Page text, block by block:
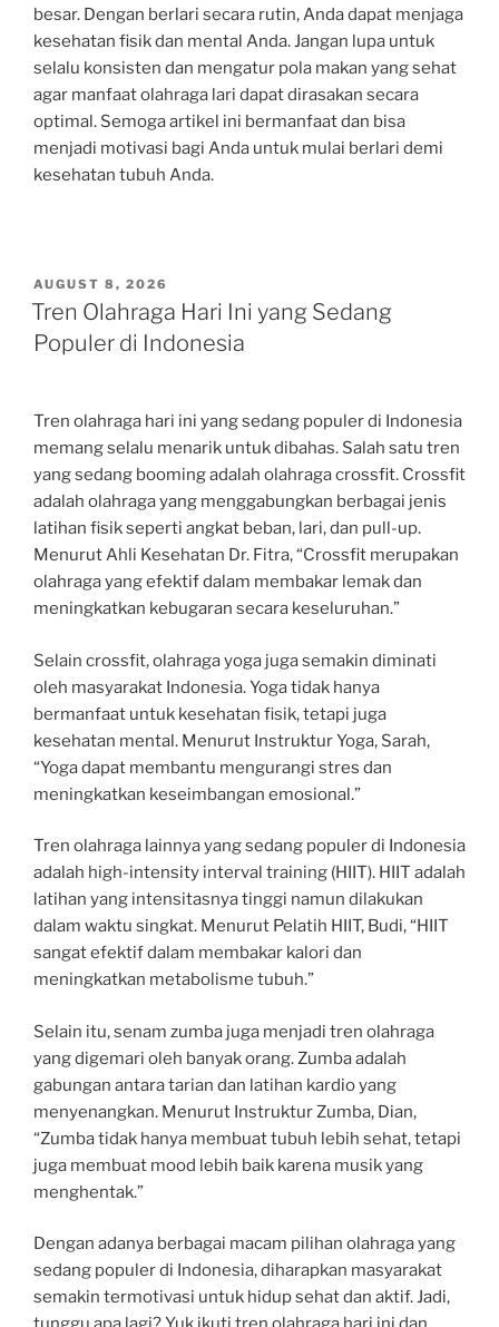
besar. Dengan berlari secara rutin, Anda dapat menjaga
kesehatan fisik dan mental Anda. Jangan lupa untuk
selalu konsisten dan mengatur pola makan yang sehat
agar manfaat olahraga lari dapat dirasakan secara
optimal. Semoga artikel ini bermanfaat dan bisa
menjadi motivasi bagi Anda untuk mulai berlari demi
kesehatan tubuh Anda.
POSTED
ON
AUGUST 8, 2026
Tren Olahraga Hari Ini yang Sedang
Populer di Indonesia
Tren olahraga hari ini yang sedang populer di Indonesia
memang selalu menarik untuk dibahas. Salah satu tren
yang sedang booming adalah olahraga crossfit. Crossfit
adalah olahraga yang menggabungkan berbagai jenis
latihan fisik seperti angkat beban, lari, dan pull-up.
Menurut Ahli Kesehatan Dr. Fitra, “Crossfit merupakan
olahraga yang efektif dalam membakar lemak dan
meningkatkan kebugaran secara keseluruhan.”
Selain crossfit, olahraga yoga juga semakin diminati
oleh masyarakat Indonesia. Yoga tidak hanya
bermanfaat untuk kesehatan fisik, tetapi juga
kesehatan mental. Menurut Instruktur Yoga, Sarah,
“Yoga dapat membantu mengurangi stres dan
meningkatkan keseimbangan emosional.”
Tren olahraga lainnya yang sedang populer di Indonesia
adalah high-intensity interval training (HIIT). HIIT adalah
latihan yang intensitasnya tinggi namun dilakukan
dalam waktu singkat. Menurut Pelatih HIIT, Budi, “HIIT
sangat efektif dalam membakar kalori dan
meningkatkan metabolisme tubuh.”
Selain itu, senam zumba juga menjadi tren olahraga
yang digemari oleh banyak orang. Zumba adalah
gabungan antara tarian dan latihan kardio yang
menyenangkan. Menurut Instruktur Zumba, Dian,
“Zumba tidak hanya membuat tubuh lebih sehat, tetapi
juga membuat mood lebih baik karena musik yang
menghentak.”
Dengan adanya berbagai macam pilihan olahraga yang
sedang populer di Indonesia, diharapkan masyarakat
semakin termotivasi untuk hidup sehat dan aktif. Jadi,